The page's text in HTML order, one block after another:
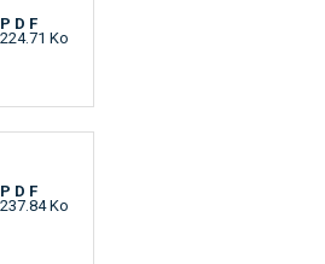
PDF
224.71 Ko
PDF
237.84 Ko